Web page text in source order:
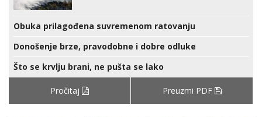
Obuka prilagođena suvremenom ratovanju
Donošenje brze, pravodobne i dobre odluke
Što se krvlju brani, ne pušta se lako
Pročitaj Preuzmi PDF